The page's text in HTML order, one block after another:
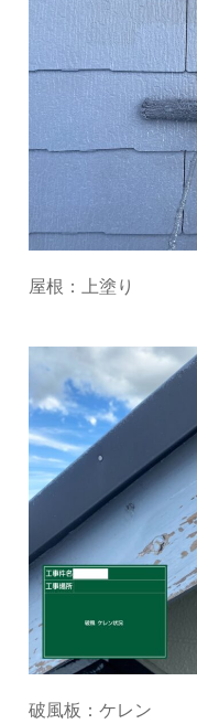
屋根：上塗り
破風板：ケレン